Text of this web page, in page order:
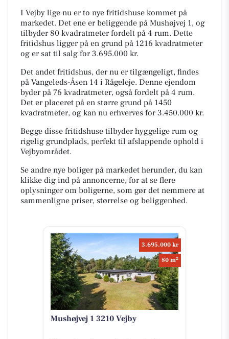
I Vejby lige nu er to nye fritidshuse kommet på
markedet. Det ene er beliggende på Mushøjvej 1, og
tilbyder 80 kvadratmeter fordelt på 4 rum. Dette
fritidshus ligger på en grund på 1216 kvadratmeter
og er sat til salg for 3.695.000 kr.
Det andet fritidshus, der nu er tilgængeligt, findes
på Vangeleds-Åsen 14 i Rågeleje. Denne ejendom
byder på 76 kvadratmeter, også fordelt på 4 rum.
Det er placeret på en større grund på 1450
kvadratmeter, og kan nu erhverves for 3.450.000 kr.
Begge disse fritidshuse tilbyder hyggelige rum og
rigelig grundplads, perfekt til afslappende ophold i
Vejbyområdet.
Se andre nye boliger på markedet herunder, du kan
klikke dig ind på annoncerne, for at se flere
oplysninger om boligerne, som gør det nemmere at
sammenligne priser, størrelse og beliggenhed.
3.695.000 kr
80 m2
Mushøjvej 1 3210 Vejby